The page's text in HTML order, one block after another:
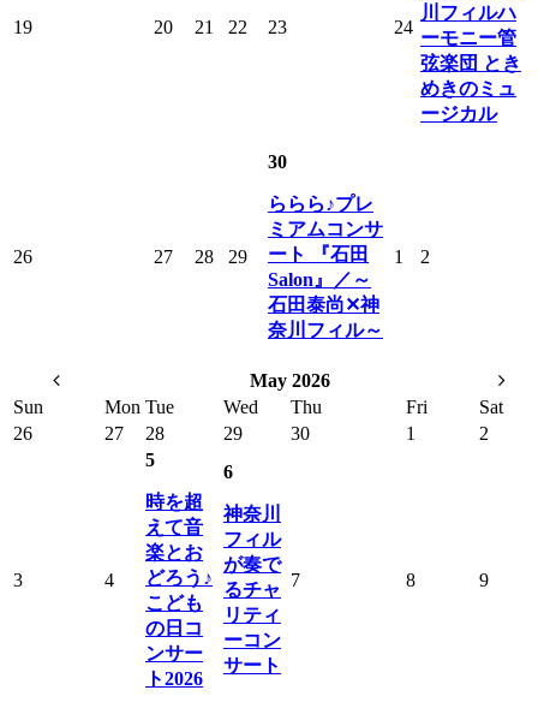
19 20 21 22 23 24
川フィルハ
ーモニー管
弦楽団 とき
めきのミュ
ージカル
26 27 28 29
30
ららら♪プレ
ミアムコンサ
ート 『石田
Salon』／～
石田泰尚✕神
奈川フィル～
1 2
May 2026
Sun
Mon Tue Wed Thu Fri
Sat
26
27 28 29 30 1 2
3 4
5
時を超
えて音
楽とお
どろう♪
こども
の日コ
ンサー
ト2026
6
神奈川
フィル
が奏で
るチャ
リティ
ーコン
サート
7 8 9